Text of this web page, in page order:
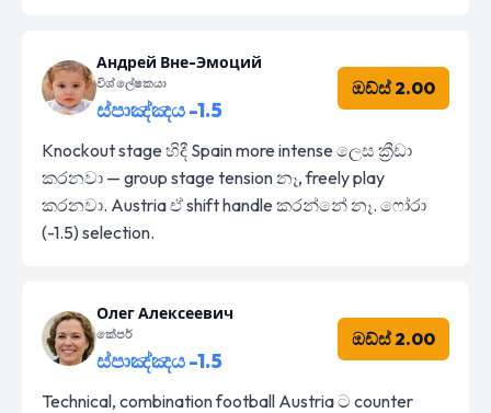
Андрей Вне-Эмоций
විශ්ලේෂකයා
ස්පාඤ්ඤය -1.5
ඔඩ්ස් 2.00
Knockout stage හිදී Spain more intense ලෙස ක්‍රීඩා
කරනවා — group stage tension නෑ, freely play
කරනවා. Austria ඒ shift handle කරන්නේ නෑ. ෆෝරා
(-1.5) selection.
Олег Алексеевич
කේපර්
ස්පාඤ්ඤය -1.5
ඔඩ්ස් 2.00
Technical, combination football Austria ට counter